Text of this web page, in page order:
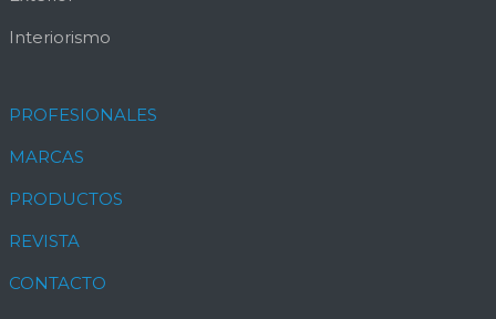
Interiorismo
PROFESIONALES
MARCAS
PRODUCTOS
REVISTA
CONTACTO